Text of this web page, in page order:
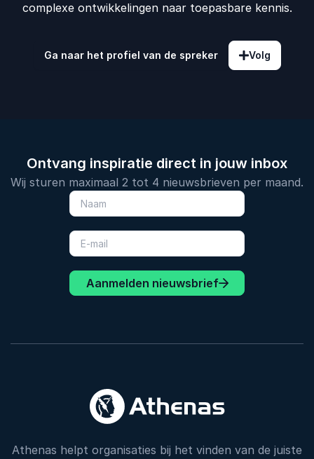
complexe ontwikkelingen naar toepasbare kennis.
Ga naar het profiel van de spreker Volg
Ontvang inspiratie direct in jouw inbox
Wij sturen maximaal 2 tot 4 nieuwsbrieven per maand.
Aanmelden nieuwsbrief
Athenas helpt organisaties bij het vinden van de juiste